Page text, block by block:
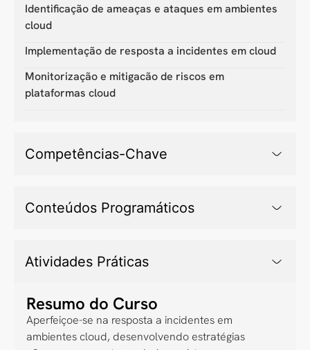
Identificação de ameaças e ataques em ambientes
cloud
Implementação de resposta a incidentes em cloud
Monitorização e mitigacão de riscos em
plataformas cloud
Competências-Chave
Conteúdos Programáticos
Atividades Práticas
Resumo do Curso
Aperfeiçoe-se na resposta a incidentes em
ambientes cloud, desenvolvendo estratégias